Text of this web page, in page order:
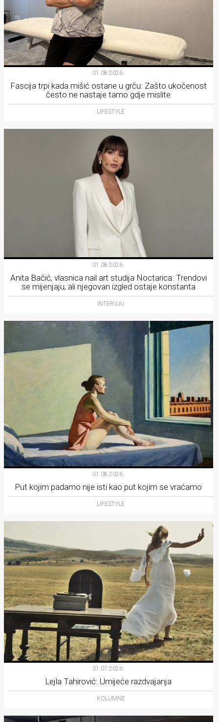
01.08.2026.
Fascija trpi kada mišić ostane u grču: Zašto ukočenost
često ne nastaje tamo gdje mislite
LIFESTYLE
01.08.2026.
Anita Bačić, vlasnica nail art studija Noctarica: Trendovi
se mijenjaju, ali njegovan izgled ostaje konstanta
INTERVJU
01.08.2026.
Put kojim padamo nije isti kao put kojim se vraćamo
LIFESTYLE
31.07.2026.
Lejla Tahirović: Umijeće razdvajanja
KOLUMNE